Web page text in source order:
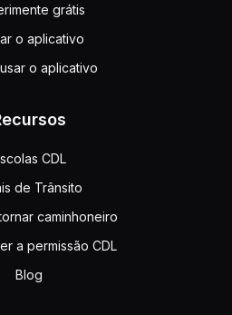
grátis
o aplicativo
o aplicativo
CDL
de Trânsito
caminhoneiro
a permissão CDL
Blog